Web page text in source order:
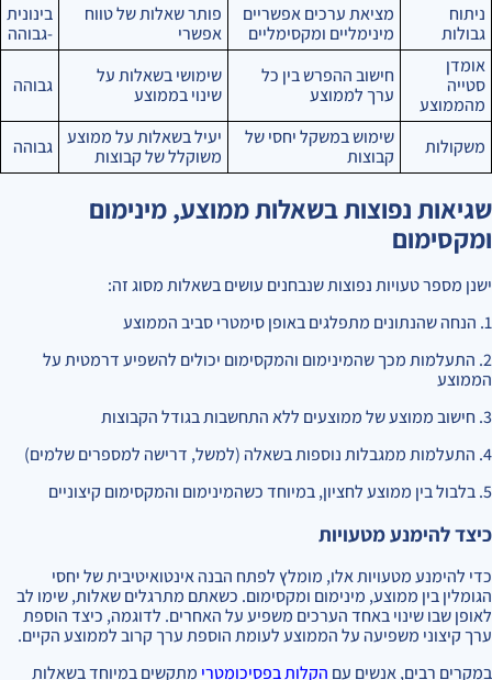
ניתוח
גבולות
מציאת ערכים אפשריים
מינימליים ומקסימליים
פותר שאלות של טווח
אפשרי
בינונית
-גבוהה
אומדן
סטייה
מהממוצע
חישוב ההפרש בין כל
ערך לממוצע
שימושי בשאלות על
שינוי בממוצע
גבוהה
משקולות
שימוש במשקל יחסי של
קבוצות
יעיל בשאלות על ממוצע
משוקלל של קבוצות
גבוהה
שגיאות נפוצות בשאלות ממוצע, מינימום
ומקסימום
ישנן מספר טעויות נפוצות שנבחנים עושים בשאלות מסוג זה:
1. הנחה שהנתונים מתפלגים באופן סימטרי סביב הממוצע
2. התעלמות מכך שהמינימום והמקסימום יכולים להשפיע דרמטית על
הממוצע
3. חישוב ממוצע של ממוצעים ללא התחשבות בגודל הקבוצות
4. התעלמות ממגבלות נוספות בשאלה (למשל, דרישה למספרים שלמים)
5. בלבול בין ממוצע לחציון, במיוחד כשהמינימום והמקסימום קיצוניים
כיצד להימנע מטעויות
כדי להימנע מטעויות אלו, מומלץ לפתח הבנה אינטואיטיבית של יחסי
הגומלין בין ממוצע, מינימום ומקסימום. כשאתם מתרגלים שאלות, שימו לב
לאופן שבו שינוי באחד הערכים משפיע על האחרים. לדוגמה, כיצד הוספת
ערך קיצוני משפיעה על הממוצע לעומת הוספת ערך קרוב לממוצע הקיים.
במקרים רבים, אנשים עם הקלות בפסיכומטרי מתקשים במיוחד בשאלות